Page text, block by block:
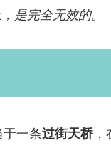
是完全无效的。
于一条过街天桥，